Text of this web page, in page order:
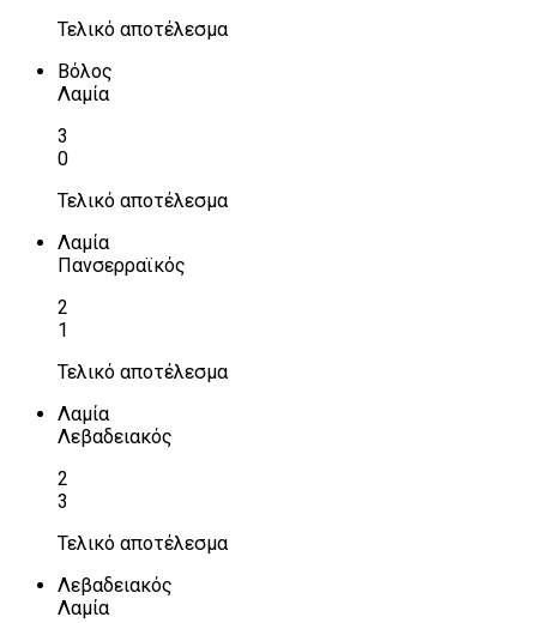
Τελικό αποτέλεσμα
Βόλος
Λαμία
3
0
Τελικό αποτέλεσμα
Λαμία
Πανσερραϊκός
2
1
Τελικό αποτέλεσμα
Λαμία
Λεβαδειακός
2
3
Τελικό αποτέλεσμα
Λεβαδειακός
Λαμία